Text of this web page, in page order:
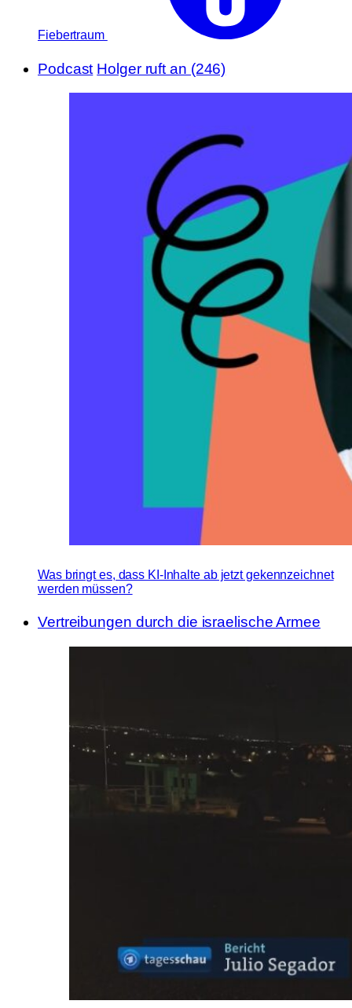
Fiebertraum
Podcast Holger ruft an (246)
Was bringt es, dass KI-Inhalte ab jetzt gekennzeichnet
werden müssen?
Vertreibungen durch die israelische Armee